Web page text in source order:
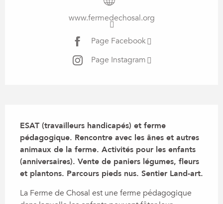
www.fermedechosal.org
Page Facebook
Page Instagram
ESAT (travailleurs handicapés) et ferme
pédagogique. Rencontre avec les ânes et autres
animaux de la ferme. Activités pour les enfants
(anniversaires). Vente de paniers légumes, fleurs
et plantons. Parcours pieds nus. Sentier Land-art.
La Ferme de Chosal est une ferme pédagogique